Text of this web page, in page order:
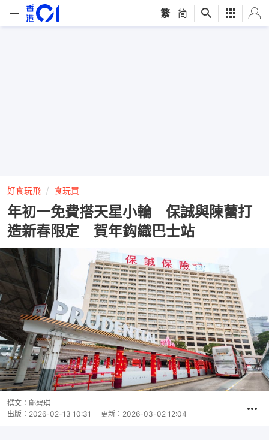
繁 简
好食玩飛 食玩買
年初一免費搭天星小輪 保誠與陳蕾打
造新春限定 賀年鈎織巴士站
撰文： 鄺碧琪
出版： 2026-02-13 10:31 更新： 2026-03-02 12:04